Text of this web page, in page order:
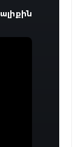
ալիքին